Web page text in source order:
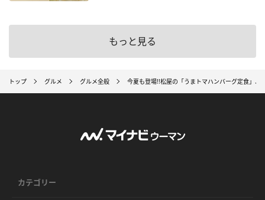
もっと見る
トップ グルメ グルメ全般 今夏も登場!!松屋の「うまトマハンバーグ定食」、
カテゴリー